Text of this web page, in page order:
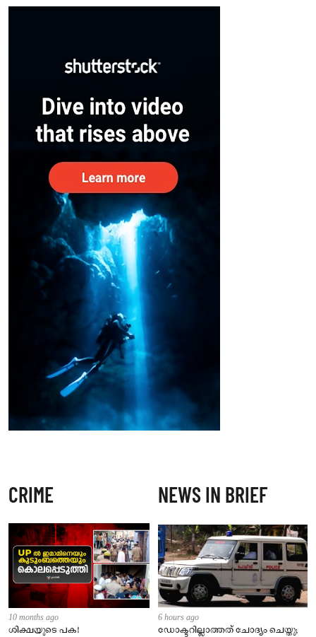
– കേന്ദ്രം
CRIME
10 months ago
ശിക്ഷയുടെ പക!
NEWS IN BRIEF
6 hours ago
ഡോക്ടറില്ലാത്തത് ചോദ്യം ചെയ്തു;